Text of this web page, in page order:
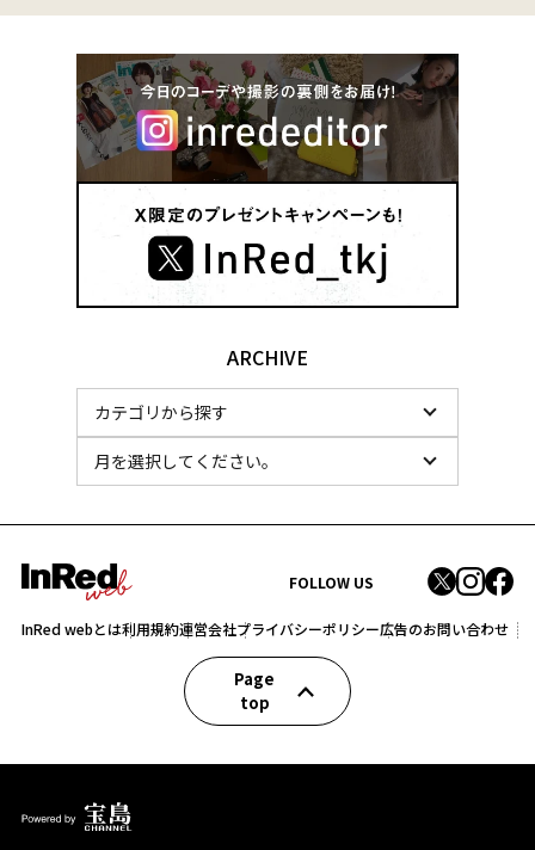
ARCHIVE
FOLLOW US
InRed webとは利用規約運営会社プライバシーポリシー広告のお問い合わせ
Page
top